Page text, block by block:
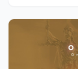
Frases